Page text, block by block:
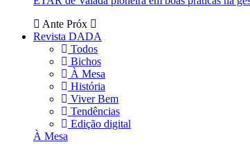
Ante Próx
Revista DADA
Todos
Bichos
À Mesa
História
Viver Bem
Tendências
Edição digital
À Mesa